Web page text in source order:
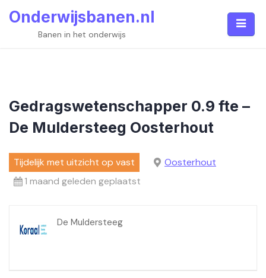
Onderwijsbanen.nl
Banen in het onderwijs
Gedragswetenschapper 0.9 fte –
De Muldersteeg Oosterhout
Tijdelijk met uitzicht op vast
Oosterhout
1 maand geleden geplaatst
De Muldersteeg